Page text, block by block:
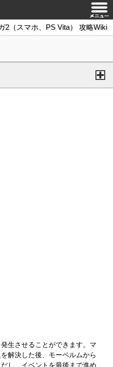
2（スマホ、PS Vita） 攻略Wiki
生させることができます。マ
解決した後、モーベルムから
し、イベントを最後まで進め